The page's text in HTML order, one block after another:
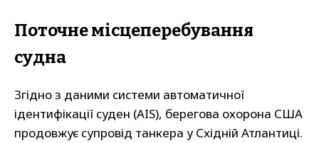
Поточне місцеперебування
судна
Згідно з даними системи автоматичної
ідентифікації суден (AIS), берегова охорона США
продовжує супровід танкера у Східній Атлантиці.